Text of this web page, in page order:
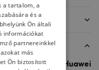
Huawei
a tartalom, a
és a
Ön általi
információkat
partnereinkkel
más
Ön biztosított